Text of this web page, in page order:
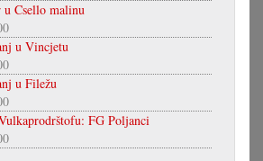
u Csello malinu
u Vincjetu
u Filežu
FG Poljanci